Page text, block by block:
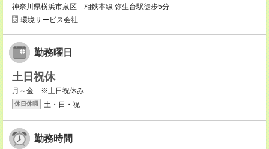
神奈川県横浜市泉区 相鉄本線 弥生台駅徒歩5分
環境サービス会社
勤務曜日
土日祝休
月～金 ※土日祝休み
休日休暇 土・日・祝
勤務時間